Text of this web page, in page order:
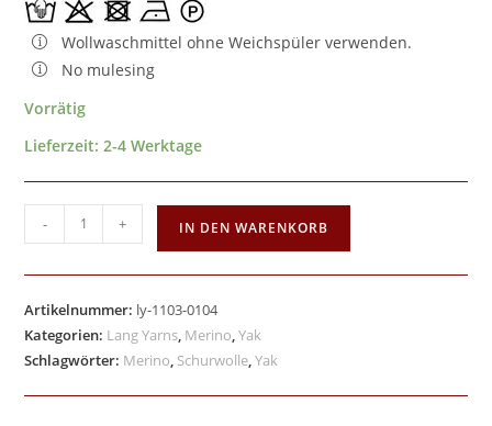
Wollwaschmittel ohne Weichspüler verwenden.
No mulesing
Vorrätig
Lieferzeit:2-4 Werktage
- + IN DEN WARENKORB
Artikelnummer: ly-1103-0104
Kategorien: Lang Yarns Merino ,Yak
Schlagwörter: Merino Schurwolle ,Yak